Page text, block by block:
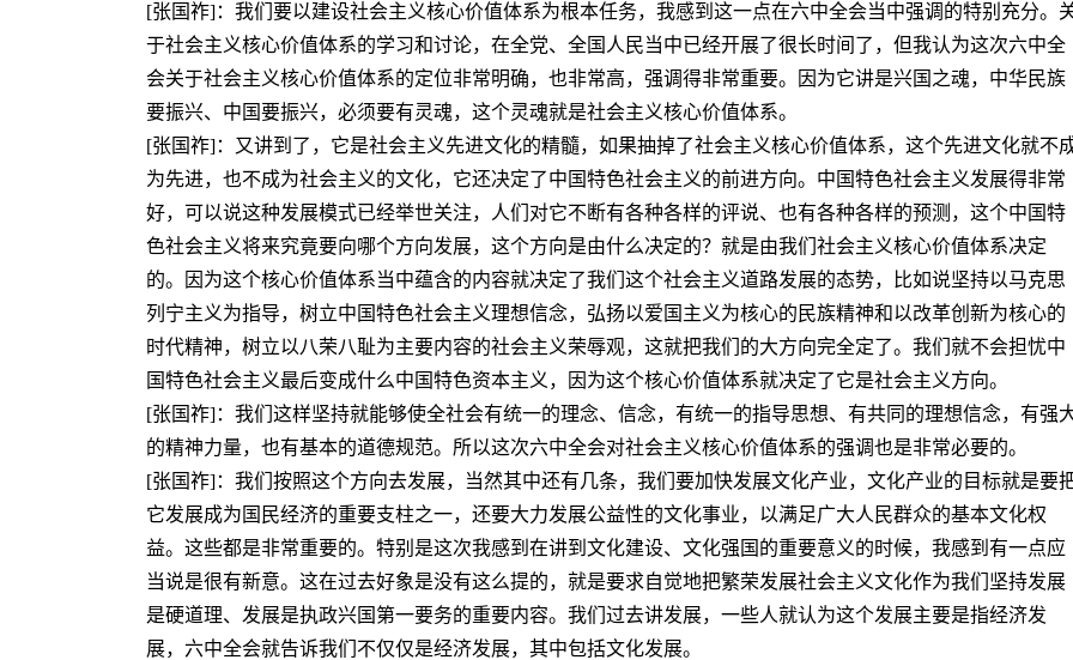
[张国祚]：我们要以建设社会主义核心价值体系为根本任务，我感到这一点在六中全会当中强调的特别充分。
于社会主义核心价值体系的学习和讨论，在全党、全国人民当中已经开展了很长时间了，但我认为这次六中全
会关于社会主义核心价值体系的定位非常明确，也非常高，强调得非常重要。因为它讲是兴国之魂，中华民族
要振兴、中国要振兴，必须要有灵魂，这个灵魂就是社会主义核心价值体系。
[张国祚]：又讲到了，它是社会主义先进文化的精髓，如果抽掉了社会主义核心价值体系，这个先进文化就不
为先进，也不成为社会主义的文化，它还决定了中国特色社会主义的前进方向。中国特色社会主义发展得非常
好，可以说这种发展模式已经举世关注，人们对它不断有各种各样的评说、也有各种各样的预测，这个中国特
色社会主义将来究竟要向哪个方向发展，这个方向是由什么决定的？就是由我们社会主义核心价值体系决定
的。因为这个核心价值体系当中蕴含的内容就决定了我们这个社会主义道路发展的态势，比如说坚持以马克思
列宁主义为指导，树立中国特色社会主义理想信念，弘扬以爱国主义为核心的民族精神和以改革创新为核心的
时代精神，树立以八荣八耻为主要内容的社会主义荣辱观，这就把我们的大方向完全定了。我们就不会担忧中
国特色社会主义最后变成什么中国特色资本主义，因为这个核心价值体系就决定了它是社会主义方向。
[张国祚]：我们这样坚持就能够使全社会有统一的理念、信念，有统一的指导思想、有共同的理想信念，有强
的精神力量，也有基本的道德规范。所以这次六中全会对社会主义核心价值体系的强调也是非常必要的。
[张国祚]：我们按照这个方向去发展，当然其中还有几条，我们要加快发展文化产业，文化产业的目标就是要
它发展成为国民经济的重要支柱之一，还要大力发展公益性的文化事业，以满足广大人民群众的基本文化权
益。这些都是非常重要的。特别是这次我感到在讲到文化建设、文化强国的重要意义的时候，我感到有一点应
当说是很有新意。这在过去好象是没有这么提的，就是要求自觉地把繁荣发展社会主义文化作为我们坚持发展
是硬道理、发展是执政兴国第一要务的重要内容。我们过去讲发展，一些人就认为这个发展主要是指经济发
展，六中全会就告诉我们不仅仅是经济发展，其中包括文化发展。